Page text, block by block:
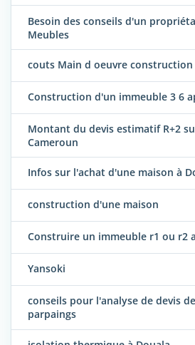
Besoin des conseils d'un
Meubles
couts Main d oeuvre construction
Construction d'un immeuble 3 6
Montant du devis estimatif R+2
Cameroun
Infos sur l'achat d'une maison à
construction d'une maison
Construire un immeuble r1 ou r2
Yansoki
conseils pour l'analyse de devis
parpaings